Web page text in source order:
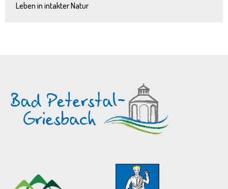
Leben in intakter Natur